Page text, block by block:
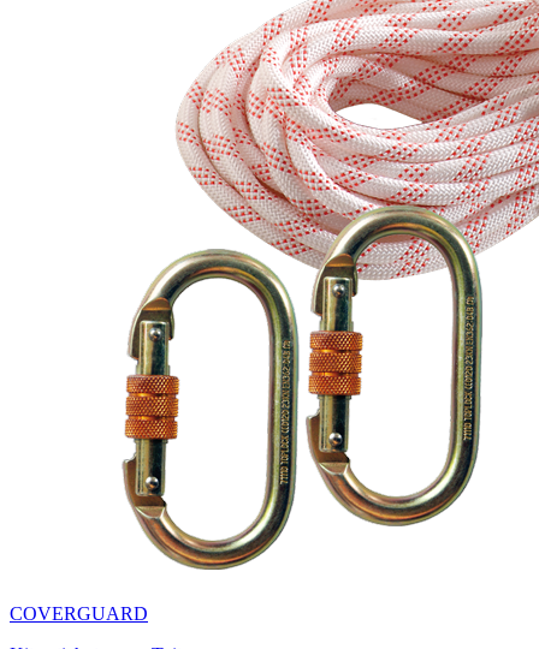
COVERGUARD